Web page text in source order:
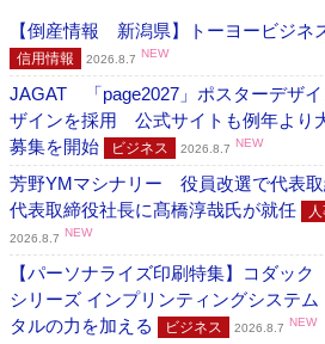
【倒産情報 新潟県】トーヨービジ
信用情報 2026.8.7 NEW
JAGAT 「page2027」ポスターデザ
ザインを採用 公式サイトも例年より
募集を開始
ビジネス 2026.8.7 NEW
芳野YMマシナリー 役員改選で代表取
代表取締役社長に髙橋淳哉氏が就任
2026.8.7 NEW
【パーソナライズ印刷特集】コダッ
シリーズ インプリンティングシステ
タルの力を加える
ビジネス 2026.8.7 NEW